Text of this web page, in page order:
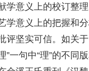
学意义上的校订整
学意义上的把握和
坚实可信。如关
”一句中“理”的不同